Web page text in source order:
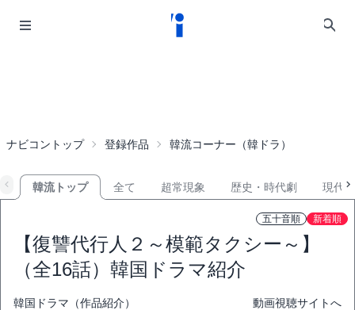
ナビコントップ 登録作品 韓流コーナー（韓ドラ）
韓流トップ 全て 超常現象 歴史・時代劇 現代
五十音順 新着順
【復讐代行人２～模範タクシー～】
（全16話）韓国ドラマ紹介
韓国ドラマ（作品紹介） 動画視聴サイトへ